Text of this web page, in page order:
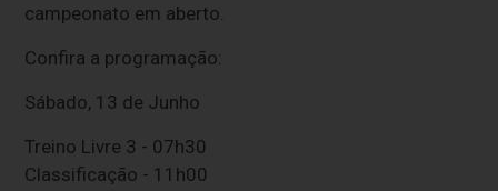
campeonato em aberto.
Confira a programação:
Sábado, 13 de Junho
Treino Livre 3 - 07h30
Classificação - 11h00